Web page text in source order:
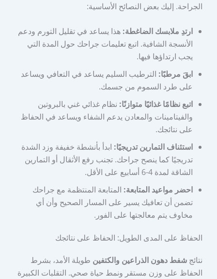
الجراحة. إليك بعض النصائح الأساسية:
ارتدِ ملابسك الضاغطة: هذا يساعد في تقليل التورم ودعم
الأنسجة الشافية. اتبع تعليمات جراحك حول المدة التي
يجب ارتداؤها فيها.
ابقَ مرطبًا: الترطيب السليم يساعد في التعافي ويساعد
على طرد السموم من جسمك.
اتبع نظامًا غذائيًا متوازنًا: نظام غذائي غني بالبروتين
والفيتامينات والمعادن يدعم الشفاء ويساعد في الحفاظ
على نتائجك.
استئناف التمارين تدريجيًا: ابدأ بأنشطة خفيفة وزد الشدة
تدريجيًا كما ينصح جراحك. تجنب رفع الأثقال أو التمارين
الشاقة لمدة 4-6 أسابيع على الأقل.
احضر مواعيد المتابعة: المتابعة المنتظمة مع جراحك
تضمن أن تعافيك يسير على المسار الصحيح وأن أي
مخاوف يتم معالجتها على الفور.
الحفاظ على المدى الطويل: الحفاظ على نتائجك
نتائجشفط دهون الذراعين والكتفين طويلة الأمد، بشرط
الحفاظ على وزن مستقر ونمط حياة صحي. التقلبات الكبيرة